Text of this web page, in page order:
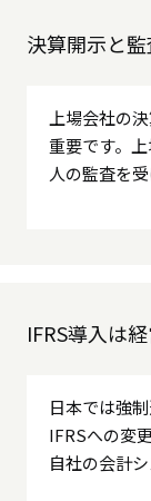
決算開示と
上場会社の
重要です。
人の監査を
IFRS導入は
日本では強
IFRSへの変
自社の会計